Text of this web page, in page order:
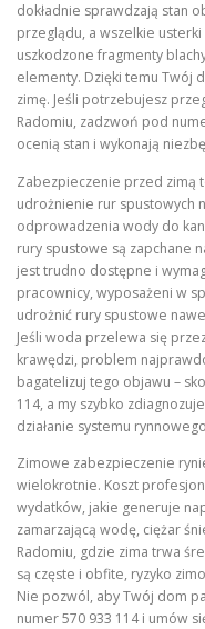
dokładnie sprawdzają stan
przeglądu, a wszelkie
uszkodzone fragmenty
elementy. Dzięki temu Twój
zimę. Jeśli potrzebujesz
Radomiu, zadzwoń pod
ocenią stan i wykonają
Zabezpieczenie przed zimą
udrożnienie rur spustowych
odprowadzenia wody do
rury spustowe są zapchane
jest trudno dostępne i
pracownicy, wyposażeni w
udrożnić rury spustowe
Jeśli woda przelewa się
krawędzi, problem
bagatelizuj tego objawu –
114, a my szybko
działanie systemu
Zimowe zabezpieczenie
wielokrotnie. Koszt
wydatków, jakie generuje
zamarzającą wodę, ciężar
Radomiu, gdzie zima trwa
są częste i obfite, ryzyko
Nie pozwól, aby Twój dom
numer 570 933 114 i umów